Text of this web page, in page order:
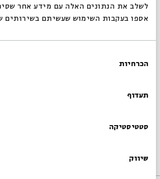
לשלב את הנתונים האלה עם מידע אחר
אספו בעקבות השימוש שעשיתם בשירותים
הסכמה
הכרחיות
תעדוף
סטטיסטיקה
שיווק
מתוך:
ספרות ושירה